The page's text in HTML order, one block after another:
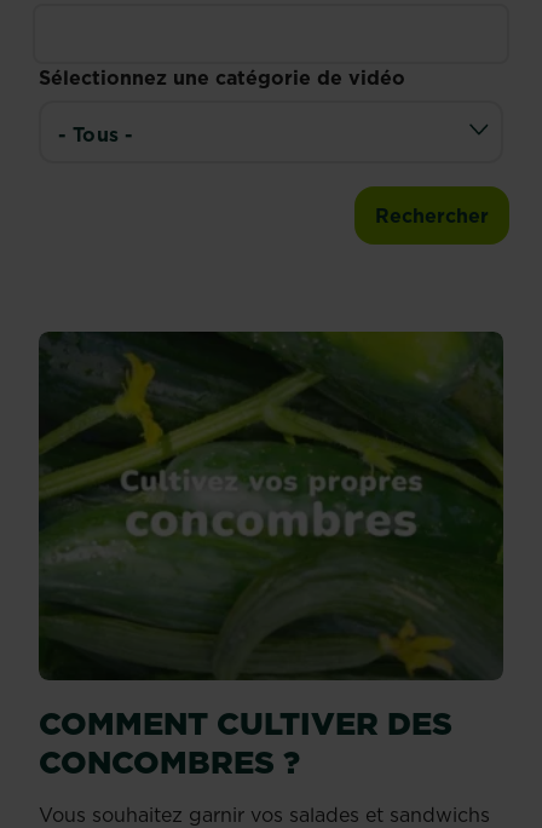
Sélectionnez une catégorie de vidéo
COMMENT CULTIVER DES
CONCOMBRES ?
Vous souhaitez garnir vos salades et sandwichs